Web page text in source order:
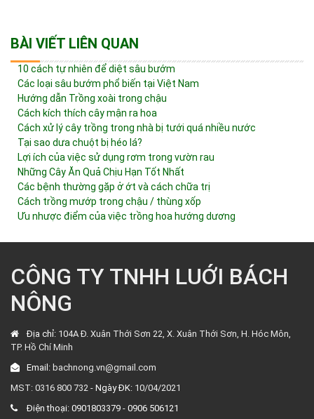
BÀI VIẾT LIÊN QUAN
10 cách tự nhiên để diệt sâu bướm
Các loại sâu bướm phổ biến tại Việt Nam
Hướng dẫn Trồng xoài trong chậu
Cách kích thích cây mận ra hoa
Cách xử lý cây trồng trong nhà bị tưới quá nhiều nước
Tại sao dưa chuột bị héo lá?
Lợi ích của việc sử dụng rơm trong vườn rau
Những Cây Ăn Quả Chịu Hạn Tốt Nhất
Các bệnh thường gặp ở ớt và cách chữa trị
Cách trồng mướp trong chậu / thùng xốp
Ưu nhược điểm của việc trồng hoa hướng dương
CÔNG TY TNHH LUỚI BÁCH
NÔNG
Địa chỉ: 104A Đ. Xuân Thới Sơn 22, X. Xuân Thới Sơn, H. Hóc Môn,
TP. Hồ Chí Minh
Email: bachnong.vn@gmail.com
MST: 0316 800 732 - Ngày ĐK: 10/04/2021
Điện thoại: 0901803379 - 0906 506121